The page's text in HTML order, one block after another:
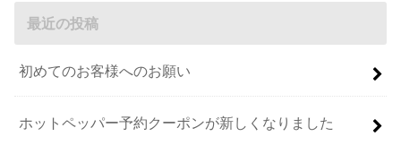
最近の投稿
初めてのお客様へのお願い
ホットペッパー予約クーポンが新しくなりました